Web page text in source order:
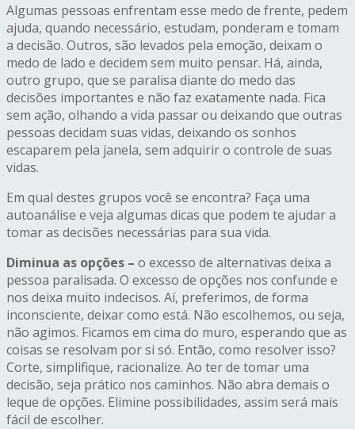
Algumas pessoas enfrentam esse medo de frente, pedem
ajuda, quando necessário, estudam, ponderam e tomam
a decisão. Outros, são levados pela emoção, deixam o
medo de lado e decidem sem muito pensar. Há, ainda,
outro grupo, que se paralisa diante do medo das
decisões importantes e não faz exatamente nada. Fica
sem ação, olhando a vida passar ou deixando que outras
pessoas decidam suas vidas, deixando os sonhos
escaparem pela janela, sem adquirir o controle de suas
vidas.
Em qual destes grupos você se encontra? Faça uma
autoanálise e veja algumas dicas que podem te ajudar a
tomar as decisões necessárias para sua vida.
Diminua as opções – o excesso de alternativas deixa a
pessoa paralisada. O excesso de opções nos confunde e
nos deixa muito indecisos. Aí, preferimos, de forma
inconsciente, deixar como está. Não escolhemos, ou seja,
não agimos. Ficamos em cima do muro, esperando que as
coisas se resolvam por si só. Então, como resolver isso?
Corte, simplifique, racionalize. Ao ter de tomar uma
decisão, seja prático nos caminhos. Não abra demais o
leque de opções. Elimine possibilidades, assim será mais
fácil de escolher.